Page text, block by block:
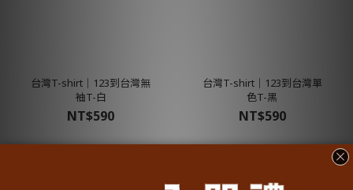
台灣T-shirt│123到台灣無
袖T-白
NT$590
台灣T-shirt│123到台灣單
色T-黑
NT$590